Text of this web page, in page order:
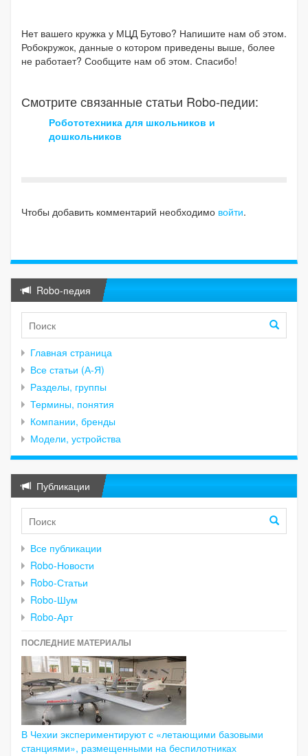
Нет вашего кружка у МЦД Бутово? Напишите нам об этом.
Робокружок, данные о котором приведены выше, более
не работает? Сообщите нам об этом. Спасибо!
Смотрите связанные статьи Robo-педии:
Робототехника для школьников и
дошкольников
Чтобы добавить комментарий необходимо войти.
Robo-педия
Главная страница
Все статьи (А-Я)
Разделы, группы
Термины, понятия
Компании, бренды
Модели, устройства
Публикации
Все публикации
Robo-Новости
Robo-Статьи
Robo-Шум
Robo-Арт
ПОСЛЕДНИЕ МАТЕРИАЛЫ
В Чехии экспериментируют с «летающими базовыми
станциями», размещенными на беспилотниках